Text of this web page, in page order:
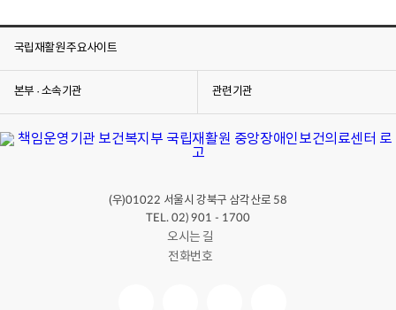
국립재활원 주요사이트
본부 · 소속기관 관련기관
(우)01022 서울시 강북구 삼각산로 58
TEL. 02) 901 - 1700
오시는 길
전화번호